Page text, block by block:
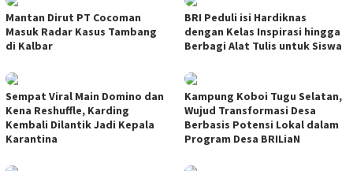
Mantan Dirut PT Cocoman
Masuk Radar Kasus Tambang
di Kalbar
BRI Peduli isi Hardiknas
dengan Kelas Inspirasi hingga
Berbagi Alat Tulis untuk Siswa
Sempat Viral Main Domino dan
Kena Reshuffle, Karding
Kembali Dilantik Jadi Kepala
Karantina
Kampung Koboi Tugu Selatan,
Wujud Transformasi Desa
Berbasis Potensi Lokal dalam
Program Desa BRILiaN